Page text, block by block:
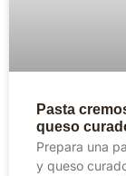
Pasta
queso
Prepara una
y queso